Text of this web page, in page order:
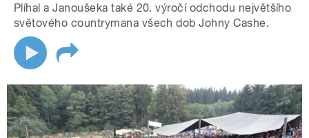
Plíhal a Janoušeka také 20. výročí odchodu největšího
světového countrymana všech dob Johny Cashe.